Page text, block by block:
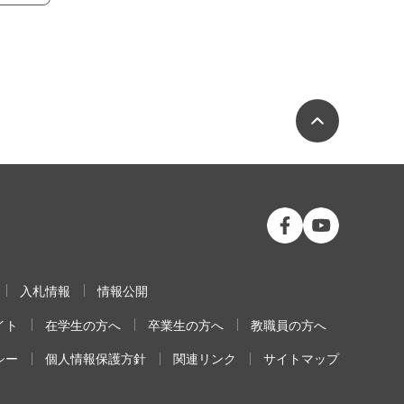
公立大学法人 福
入札情報 情報公開
ト 在学生の方へ 卒業生の方へ 教職員の方へ
ー 個人情報保護方針 関連リンク サイトマップ